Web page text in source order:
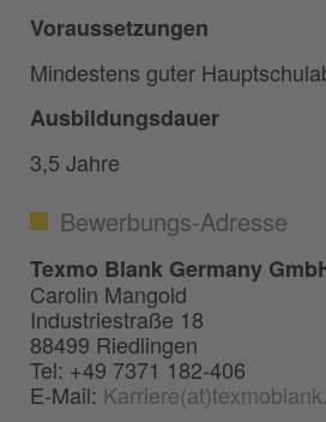
Voraussetzungen
Mindestens guter
Ausbildungsdauer
3,5 Jahre
Bewerbungs-Adresse
Texmo Blank Germany
Carolin Mangold
Industriestraße 18
88499 Riedlingen
Tel: +49 7371 182-406
E-Mail: